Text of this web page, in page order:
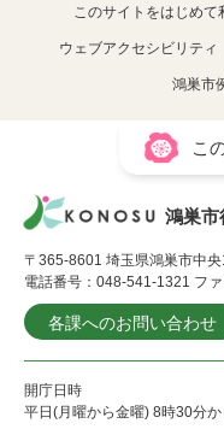
このサイトをはじめて
ウェブアクセシビリティ
鴻巣市
こ
鴻巣市
〒365-8601 埼玉県鴻巣市中
電話番号：048-541-1321 フ
各課へのお問い合わせ
開庁日時
平日(月曜から金曜) 8時30分